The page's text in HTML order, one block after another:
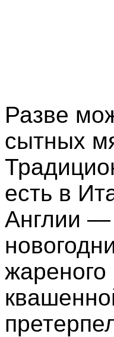
Разве
сытных
есть в
Англии —
жареного